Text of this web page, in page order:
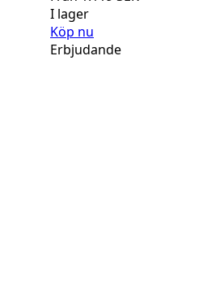
I lager
Köp nu
Erbjudande